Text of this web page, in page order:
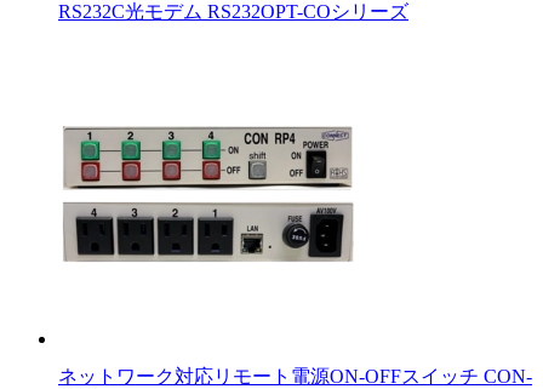
RS232C光モデム RS232OPT-COシリーズ
ネットワーク対応リモート電源ON-OFFスイッチ CON-